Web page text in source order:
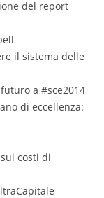
del report
il sistema delle
a #sce2014
di eccellenza:
costi di